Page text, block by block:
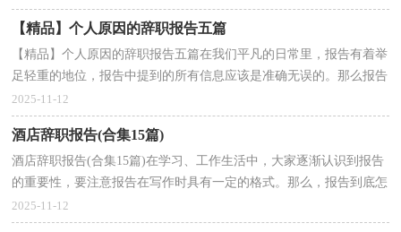
【精品】个人原因的辞职报告五篇
【精品】个人原因的辞职报告五篇在我们平凡的日常里，报告有着举
足轻重的地位，报告中提到的所有信息应该是准确无误的。那么报告
应该怎么写才合适呢？以下是小编为大家整理的个人...
2025-11-12
酒店辞职报告(合集15篇)
酒店辞职报告(合集15篇)在学习、工作生活中，大家逐渐认识到报告
的重要性，要注意报告在写作时具有一定的格式。那么，报告到底怎
么写才合适呢？以下是小编帮大家整理的酒店辞职报告...
2025-11-12